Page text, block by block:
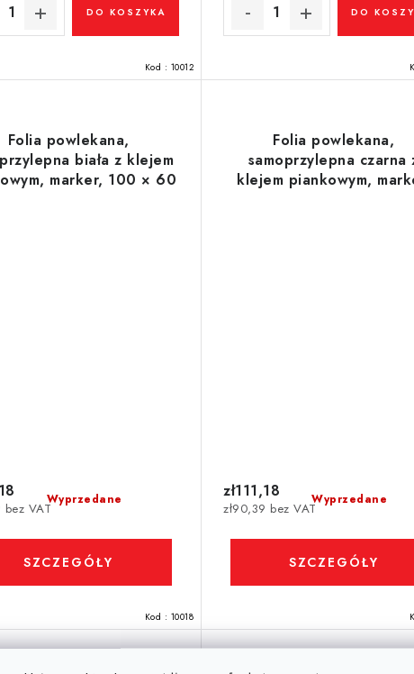
DO KOSZYKA
Kod : 10012
DO
Folia powlekana,
biała z klejem
marker, 100 × 60
Wyprzedane
bez VAT
SZCZEGÓŁY
Kod : 10018
Folia powlekana,
samoprzylepna czarna
klejem piankowym,
Wyprzedane
zł90,39 bez VAT
zł111,18
SZCZEGÓŁY